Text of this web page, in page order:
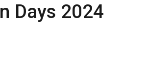
Days 2024